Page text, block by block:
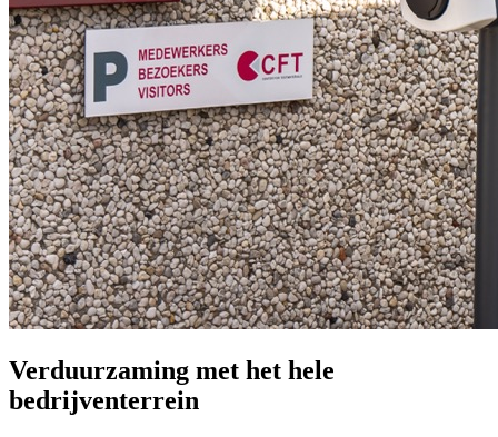
Verduurzaming met het hele
bedrijventerrein